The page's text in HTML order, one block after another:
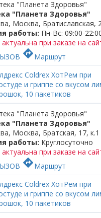
"Планета Здоровья"
Москва, Братиславская,
работы: Пн-Вс: 09:00-
при заказе на
directionsМаршрут
Coldrex ХотРем при
и гриппе со вкусом
10 пакетиков
"Планета Здоровья"
Москва, Братская, 17, к.1
работы: Круглосуточно
при заказе на
directionsМаршрут
Coldrex ХотРем при
и гриппе со вкусом
10 пакетиков